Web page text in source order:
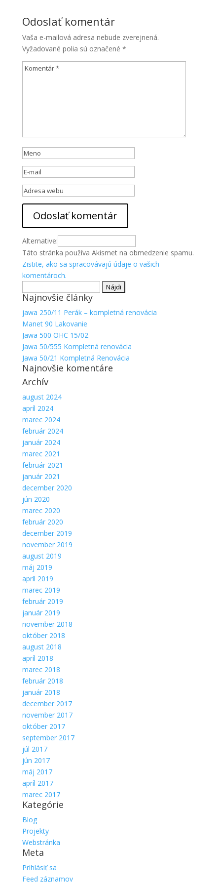
Odoslať komentár
Vaša e-mailová adresa nebude zverejnená.
Vyžadované polia sú označené *
Alternative:
Táto stránka používa Akismet na obmedzenie spamu.
Zistite, ako sa spracovávajú údaje o vašich
komentároch.
Najnovšie články
jawa 250/11 Perák – kompletná renovácia
Manet 90 Lakovanie
Jawa 500 OHC 15/02
Jawa 50/555 Kompletná renovácia
Jawa 50/21 Kompletná Renovácia
Najnovšie komentáre
Archív
august 2024
apríl 2024
marec 2024
február 2024
január 2024
marec 2021
február 2021
január 2021
december 2020
jún 2020
marec 2020
február 2020
december 2019
november 2019
august 2019
máj 2019
apríl 2019
marec 2019
február 2019
január 2019
november 2018
október 2018
august 2018
apríl 2018
marec 2018
február 2018
január 2018
december 2017
november 2017
október 2017
september 2017
júl 2017
jún 2017
máj 2017
apríl 2017
marec 2017
Kategórie
Blog
Projekty
Webstránka
Meta
Prihlásiť sa
Feed záznamov